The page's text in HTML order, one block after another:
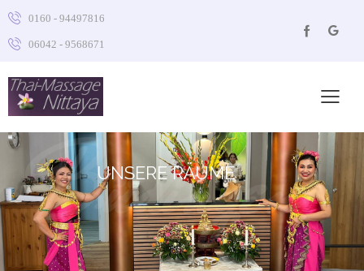
0160 - 94497816
06042 - 9568671
Büdingen
UNSERE RÄUME